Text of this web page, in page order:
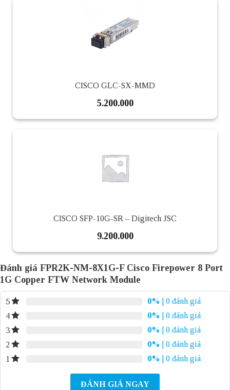
CISCO GLC-SX-MMD
5.200.000
CISCO SFP-10G-SR – Digitech JSC
9.200.000
Đánh giá FPR2K-NM-8X1G-F Cisco Firepower 8 Port
1G Copper FTW Network Module
5 0%
| 0 đánh giá
4
0%
| 0 đánh giá
3
0%
| 0 đánh giá
2
0%
| 0 đánh giá
1
0% | 0 đánh giá
ĐÁNH GIÁ NGAY